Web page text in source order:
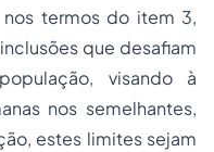
termos do item 3,
que desafiam
visando à
nos semelhantes,
estes limites sejam